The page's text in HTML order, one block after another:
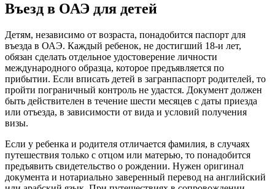
Въезд в ОАЭ для детей
Детям, независимо от возраста, понадобится паспорт для
въезда в ОАЭ. Каждый ребенок, не достигший 18-и лет,
обязан сделать отдельное удостоверение личности
международного образца, которое предъявляется по
прибытии. Если вписать детей в загранпаспорт родителей, то
пройти пограничный контроль не удастся. Документ должен
быть действителен в течение шести месяцев с даты приезда
или отъезда, в зависимости от вида и условий получения
визы.
Если у ребенка и родителя отличается фамилия, в случаях
путешествия только с отцом или матерью, то понадобится
предъявить свидетельство о рождении. Нужен оригинал
документа и нотариально заверенный перевод на английский